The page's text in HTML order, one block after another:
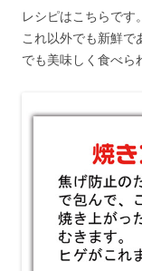
レシピはこちらです。
これ以外でも新鮮で
でも美味しく食べら